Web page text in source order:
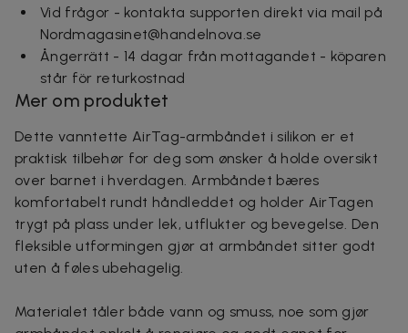
Vid frågor - kontakta supporten direkt via mail på
Nordmagasinet@handelnova.se
Ångerrätt - 14 dagar från mottagandet - köparen
står för returkostnad
Mer om produktet
Dette vanntette AirTag-armbåndet i silikon er et
praktisk tilbehør for deg som ønsker å holde oversikt
over barnet i hverdagen. Armbåndet bæres
komfortabelt rundt håndleddet og holder AirTagen
trygt på plass under lek, utflukter og bevegelse. Den
fleksible utformingen gjør at armbåndet sitter godt
uten å føles ubehagelig.
Materialet tåler både vann og smuss, noe som gjør